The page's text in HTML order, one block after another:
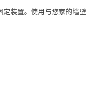
定装置。使用与您家的墙壁